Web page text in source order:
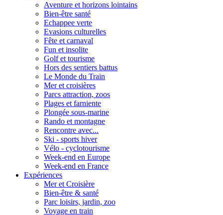
Aventure et horizons lointains
Bien-être santé
Echappee verte
Evasions culturelles
Fête et carnaval
Fun et insolite
Golf et tourisme
Hors des sentiers battus
Le Monde du Train
Mer et croisières
Parcs attraction, zoos
Plages et farniente
Plongée sous-marine
Rando et montagne
Rencontre avec...
Ski - sports hiver
Vélo - cyclotourisme
Week-end en Europe
Week-end en France
Expériences
Mer et Croisière
Bien-être & santé
Parc loisirs, jardin, zoo
Voyage en train